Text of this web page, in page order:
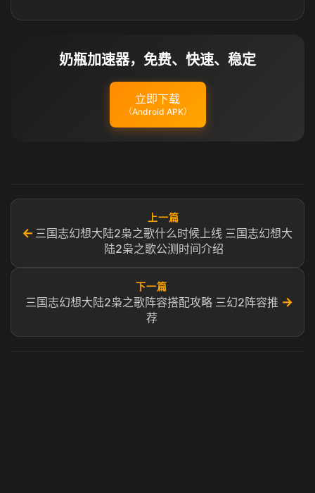
奶瓶加速器，免费、快速、稳定
立即下载
（Android APK）
←
上一篇
三国志幻想大陆2枭之歌什么时候上线 三国志幻想大
陆2枭之歌公测时间介绍
下一篇
三国志幻想大陆2枭之歌阵容搭配攻略 三幻2阵容推
荐
→